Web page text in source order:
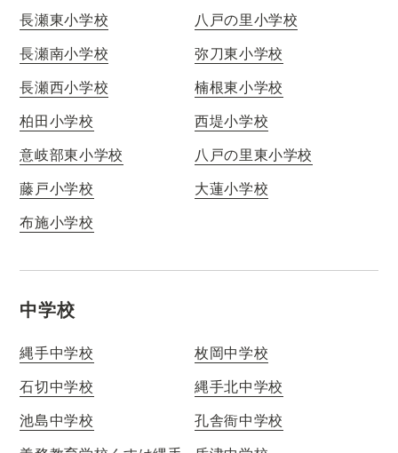
長瀬東小学校
八戸の里小学校
長瀬南小学校
弥刀東小学校
長瀬西小学校
楠根東小学校
柏田小学校
西堤小学校
意岐部東小学校
八戸の里東小学校
藤戸小学校
大蓮小学校
布施小学校
中学校
縄手中学校
枚岡中学校
石切中学校
縄手北中学校
池島中学校
孔舎衙中学校